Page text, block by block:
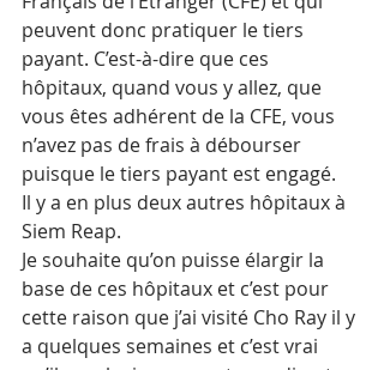
peuvent donc pratiquer le tiers
payant. C’est-à-dire que ces
hôpitaux, quand vous y allez, que
vous êtes adhérent de la CFE, vous
n’avez pas de frais à débourser
puisque le tiers payant est engagé.
Il y a en plus deux autres hôpitaux à
Siem Reap.
Je souhaite qu’on puisse élargir la
base de ces hôpitaux et c’est pour
cette raison que j’ai visité Cho Ray il y
a quelques semaines et c’est vrai